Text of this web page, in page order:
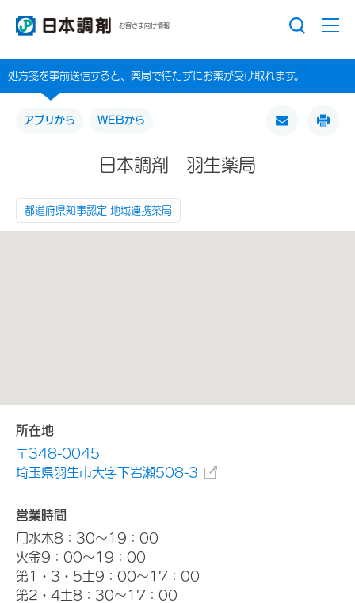
お客さま向け情報
処方箋を事前送信すると、薬局で待たずにお薬が受け取れます。
アプリから WEBから
日本調剤 羽生薬局
都道府県知事認定 地域連携薬局
所在地
〒348-0045
埼玉県羽生市大字下岩瀬508-3
営業時間
月水木8：30～19：00
火金9：00～19：00
第1・3・5土9：00～17：00
第2・4土8：30～17：00